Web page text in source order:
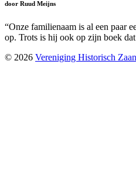
door Ruud Meijns
“Onze familienaam is al een paar
op. Trots is hij ook op zijn boek dat
© 2026 Vereniging Historisch